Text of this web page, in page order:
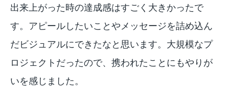
出来上がった時の達成感はすごく大きかったで
す。アピールしたいことやメッセージを詰め込ん
だビジュアルにできたなと思います。大規模なプ
ロジェクトだったので、携われたことにもやりが
いを感じました。